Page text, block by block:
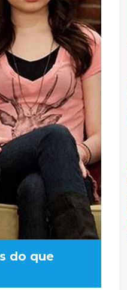
do que